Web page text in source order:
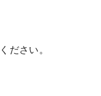
ださい。